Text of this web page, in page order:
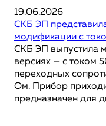
19.06.2026
СКБ ЭП
модификации с
СКБ ЭП выпустила
версиях — с током
переходных
Ом. Прибор
предназначен для